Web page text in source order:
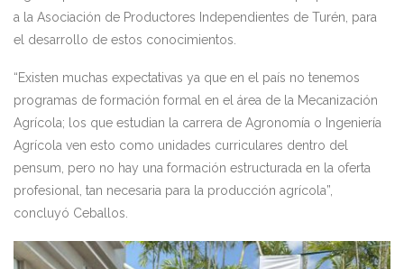
a la Asociación de Productores Independientes de Turén, para
el desarrollo de estos conocimientos.
“Existen muchas expectativas ya que en el país no tenemos
programas de formación formal en el área de la Mecanización
Agrícola; los que estudian la carrera de Agronomía o Ingeniería
Agrícola ven esto como unidades curriculares dentro del
pensum, pero no hay una formación estructurada en la oferta
profesional, tan necesaria para la producción agrícola”,
concluyó Ceballos.